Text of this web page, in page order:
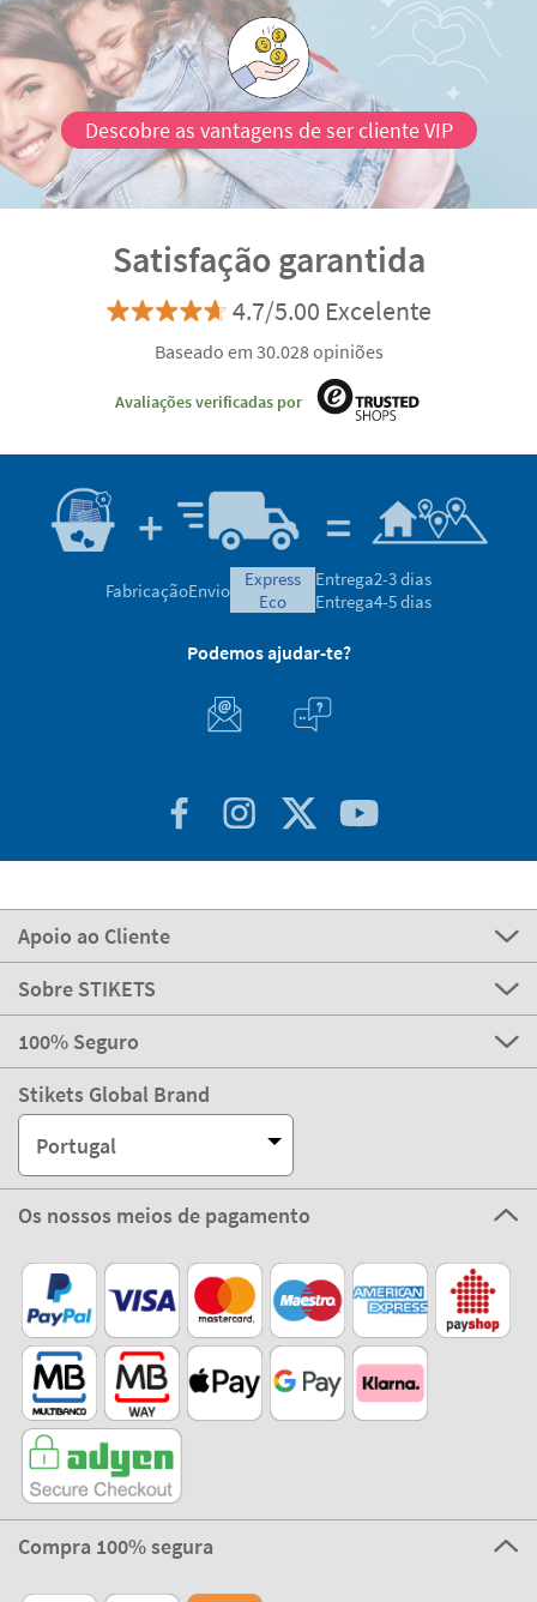
Descobre as vantagens de ser cliente VIP
Satisfação garantida
4.7/5.00 Excelente
Baseado em 30.028 opiniões
Avaliações verificadas por
FabricaçãoEnvio
express
eco
Entrega2-3 dias
Entrega4-5 dias
Podemos ajudar-te?
Apoio ao Cliente
Sobre STIKETS
100% Seguro
Stikets Global Brand
Portugal
Os nossos meios de pagamento
Compra 100% segura